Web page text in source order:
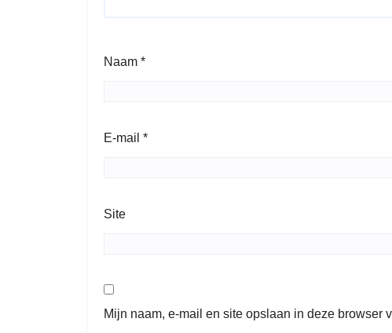
Naam *
E-mail *
Site
Mijn naam, e-mail en site opslaan in deze browser